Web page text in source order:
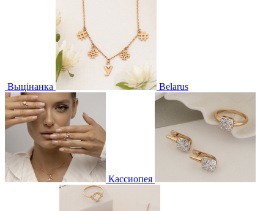
Выцінанка Belarus
Кассиопея